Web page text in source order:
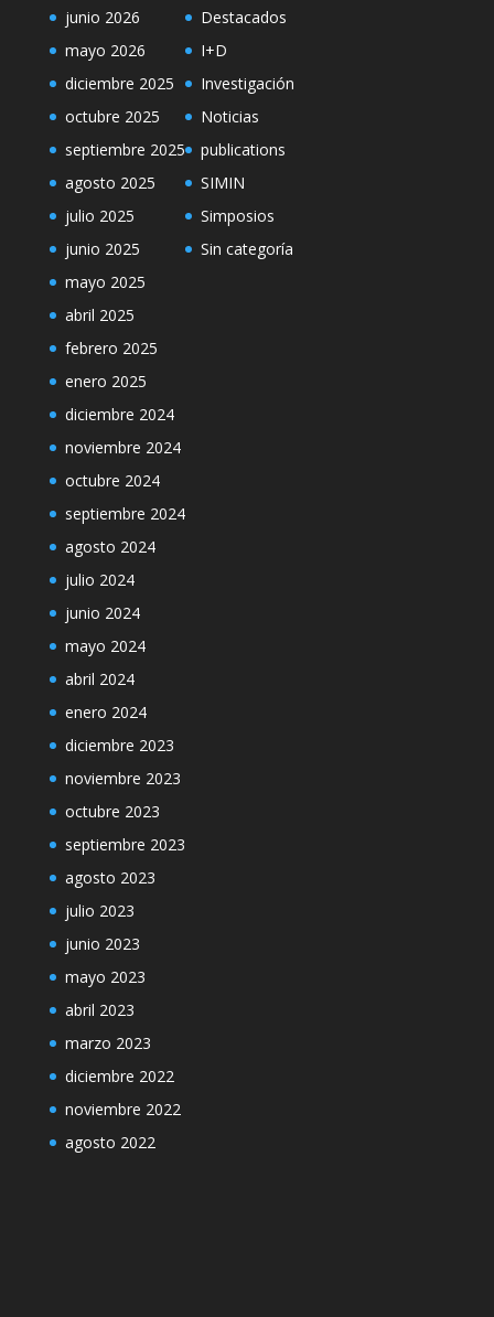
junio 2026
mayo 2026
diciembre 2025
octubre 2025
septiembre 2025
agosto 2025
julio 2025
junio 2025
mayo 2025
abril 2025
febrero 2025
enero 2025
diciembre 2024
noviembre 2024
octubre 2024
septiembre 2024
agosto 2024
julio 2024
junio 2024
mayo 2024
abril 2024
enero 2024
diciembre 2023
noviembre 2023
octubre 2023
septiembre 2023
agosto 2023
julio 2023
junio 2023
mayo 2023
abril 2023
marzo 2023
diciembre 2022
noviembre 2022
agosto 2022
Destacados
I+D
Investigación
Noticias
publications
SIMIN
Simposios
Sin categoría